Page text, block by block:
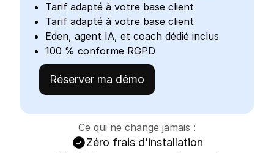
Tarif adapté à votre base client
Tarif adapté à votre base client
Eden, agent IA, et coach dédié inclus
100 % conforme RGPD
Réserver ma démo
Ce qui ne change jamais :
Zéro frais d’installation